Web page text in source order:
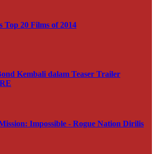
Top 20 Films of 2014
Kembali dalam Teaser Trailer
Impossible - Rogue Nation Dirilis